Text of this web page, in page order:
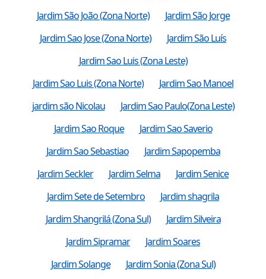
Jardim São João (Zona Norte)
Jardim São Jorge
Jardim Sao Jose (Zona Norte)
Jardim São Luís
Jardim Sao Luis (Zona Leste)
Jardim Sao Luis (Zona Norte)
Jardim Sao Manoel
jardim são Nicolau
Jardim Sao Paulo(Zona Leste)
Jardim Sao Roque
Jardim Sao Saverio
Jardim Sao Sebastiao
Jardim Sapopemba
Jardim Seckler
Jardim Selma
Jardim Senice
Jardim Sete de Setembro
Jardim shagrila
Jardim Shangrilá (Zona Sul)
Jardim Silveira
Jardim Sipramar
Jardim Soares
Jardim Solange
Jardim Sonia (Zona Sul)